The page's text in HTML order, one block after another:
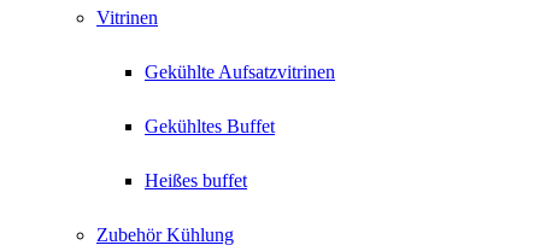
Vitrinen
Gekühlte Aufsatzvitrinen
Gekühltes Buffet
Heißes buffet
Zubehör Kühlung